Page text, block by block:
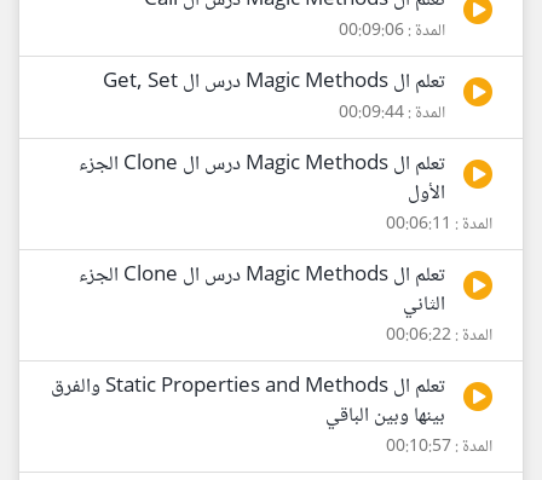
المدة : 00:09:06
تعلم ال Magic Methods درس ال Get, Set
المدة : 00:09:44
تعلم ال Magic Methods درس ال Clone الجزء
الأول
المدة : 00:06:11
تعلم ال Magic Methods درس ال Clone الجزء
الثاني
المدة : 00:06:22
تعلم ال Static Properties and Methods والفرق
بينها وبين الباقي
المدة : 00:10:57